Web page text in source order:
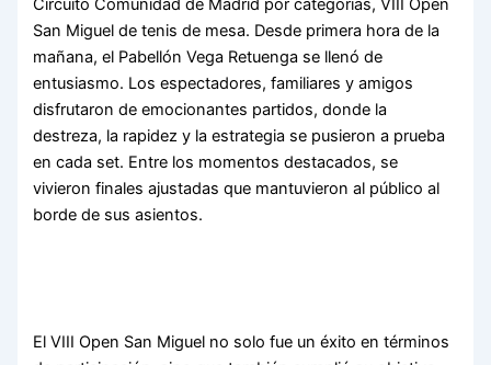
Circuito Comunidad de Madrid por categorías, VIII Open
San Miguel de tenis de mesa. Desde primera hora de la
mañana, el Pabellón Vega Retuenga se llenó de
entusiasmo. Los espectadores, familiares y amigos
disfrutaron de emocionantes partidos, donde la
destreza, la rapidez y la estrategia se pusieron a prueba
en cada set. Entre los momentos destacados, se
vivieron finales ajustadas que mantuvieron al público al
borde de sus asientos.
El VIII Open San Miguel no solo fue un éxito en términos